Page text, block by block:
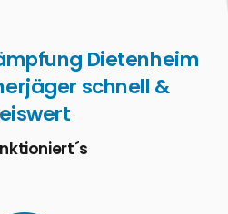
Dietenheim
schnell &